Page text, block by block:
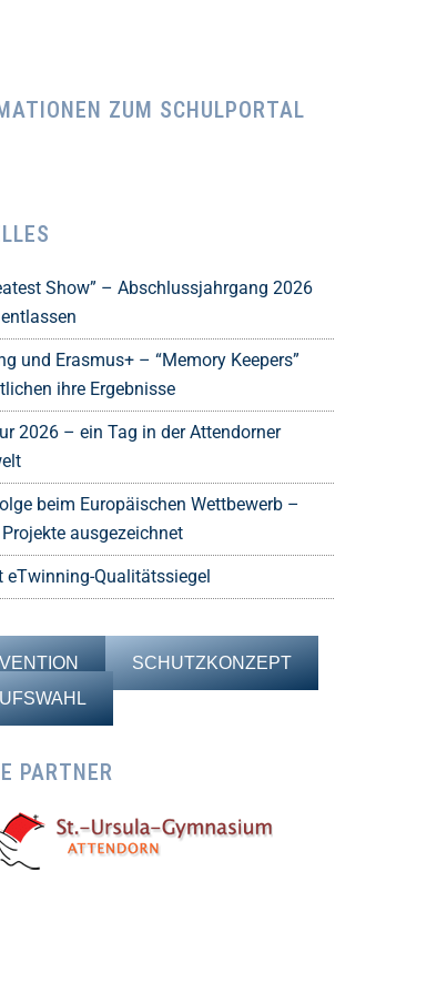
ZUM SCHULPORTAL
Show” – Abschlussjahrgang 2026
und Erasmus+ – “Memory Keepers”
ihre Ergebnisse
2026 – ein Tag in der Attendorner
beim Europäischen Wettbewerb –
ausgezeichnet
eTwinning-Qualitätssiegel
SCHUTZKONZEPT
PARTNER